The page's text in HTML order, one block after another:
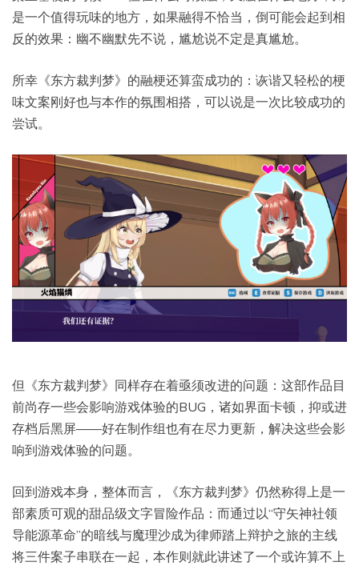
是一个值得玩味的地方，如果融得不恰当，倒可能会起到相
反的效果：幽不幽默先不说，尴尬说不定是真尴尬。
所幸《东方裁判梦》的融梗还算蛮成功的：诙谐又轻松的梗
味文案刚好也与本作的氛围相搭，可以说是一次比较成功的
尝试。
但《东方裁判梦》同样存在着亟须改进的问题：这部作品目
前尚存一些会影响游戏体验的BUG，诸如界面卡顿，抑或进
存档后黑屏——好在制作组也有在尽力更新，解决这些会影
响到游戏体验的问题。
回到游戏本身，整体而言，《东方裁判梦》仍然称得上是一
部素质可观的甜品级文字冒险作品：而通过以“守矢神社领
导能源革命”的暗线与魔理沙成为律师踏上辩护之旅的主线
将三件案子串联在一起，本作则就此讲述了一个或许算不上